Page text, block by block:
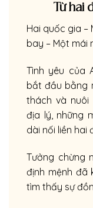
Từ hai
Hai quốc gia –
bay – Một mái
Tình yêu của
bắt đầu bằng
thách và nuôi
địa lý, những
dài nối liền hai
Tưởng chừng
định mệnh đã
tìm thấy sự